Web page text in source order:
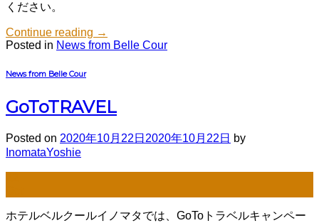
ください。
Continue reading →
Posted in News from Belle Cour
News from Belle Cour
GoToTRAVEL
Posted on 2020年10月22日 2020年10月22日 by
InomataYoshie
ホテルベルクールイノマタでは、GoToトラベルキャンペー